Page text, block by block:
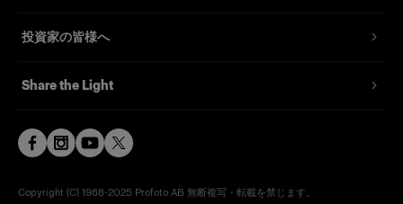
投資家の皆様へ
Share the Light
Copyright (C) 1968-2025 Profoto AB 無断複写・転載を禁じます。